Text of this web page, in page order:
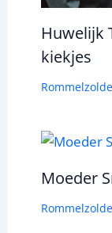
Huwelijk
kiekjes
Moeder